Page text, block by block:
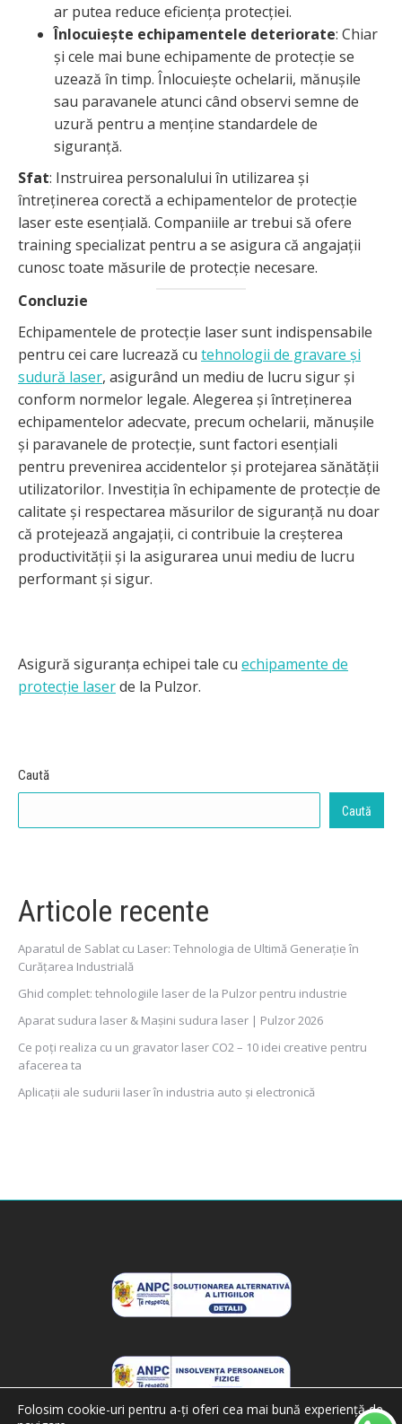
ar putea reduce eficiența protecției.
Înlocuiește echipamentele deteriorate: Chiar
și cele mai bune echipamente de protecție se
uzează în timp. Înlocuiește ochelarii, mănușile
sau paravanele atunci când observi semne de
uzură pentru a menține standardele de
siguranță.
Sfat: Instruirea personalului în utilizarea și
întreținerea corectă a echipamentelor de protecție
laser este esențială. Companiile ar trebui să ofere
training specializat pentru a se asigura că angajații
cunosc toate măsurile de protecție necesare.
Concluzie
Echipamentele de protecție laser sunt indispensabile
pentru cei care lucrează cu tehnologii de gravare și
sudură laser, asigurând un mediu de lucru sigur și
conform normelor legale. Alegerea și întreținerea
echipamentelor adecvate, precum ochelarii, mănușile
și paravanele de protecție, sunt factori esențiali
pentru prevenirea accidentelor și protejarea sănătății
utilizatorilor. Investiția în echipamente de protecție de
calitate și respectarea măsurilor de siguranță nu doar
că protejează angajații, ci contribuie la creșterea
productivității și la asigurarea unui mediu de lucru
performant și sigur.
Asigură siguranța echipei tale cu echipamente de
protecție laserde la Pulzor.
Caută
Caută
Articole recente
Aparatul de Sablat cu Laser: Tehnologia de Ultimă Generație în
Curățarea Industrială
Ghid complet: tehnologiile laser de la Pulzor pentru industrie
Aparat sudura laser & Mașini sudura laser | Pulzor 2026
Ce poți realiza cu un gravator laser CO2 – 10 idei creative pentru
afacerea ta
Aplicații ale sudurii laser în industria auto și electronică
Folosim cookie-uri pentru a-ți oferi cea mai bună experiență de